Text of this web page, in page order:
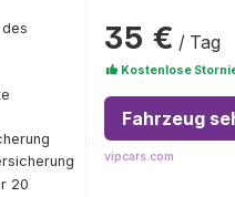
20
35 € / Tag
Kostenlose
Fahrzeug
vipcars.com